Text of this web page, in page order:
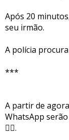
Após 20
seu irmão.
A polícia
***
A partir de
WhatsApp
👇🏻.